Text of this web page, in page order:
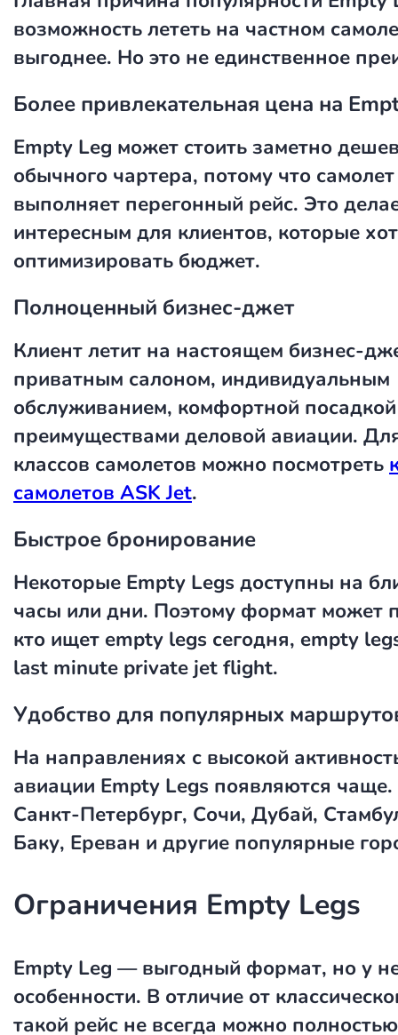
возможность лететь на частном
выгоднее. Но это не единственное
Более привлекательная цена на
Empty Leg может стоить заметно
обычного чартера, потому что
выполняет перегонный рейс. Это
интересным для клиентов, которые
оптимизировать бюджет.
Полноценный бизнес-джет
Клиент летит на настоящем бизнес-
приватным салоном, индивидуальным
обслуживанием, комфортной
преимуществами деловой авиации.
классов самолетов можно посмотреть
самолетов ASK Jet.
Быстрое бронирование
Некоторые Empty Legs доступны на
часы или дни. Поэтому формат может
кто ищетempty legs сегодня, empty
last minute private jet flight.
Удобство для популярных
На направлениях с высокой
авиации Empty Legs появляются
Санкт-Петербург, Сочи, Дубай,
Баку, Ереван и другие популярные
Ограничения Empty Legs
Empty Leg — выгодный формат, но у
особенности. В отличие от
такой рейс не всегда можно